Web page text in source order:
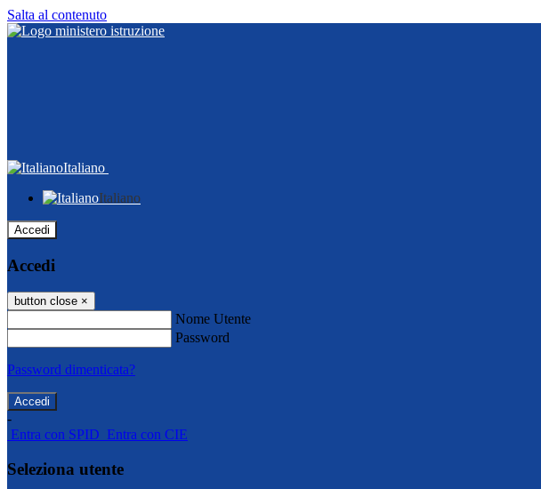
Salta al contenuto
Italiano
Italiano
Accedi
Accedi
button close ×
Nome Utente
Password
Password dimenticata?
-
Entra con SPID Entra con CIE
Seleziona utente